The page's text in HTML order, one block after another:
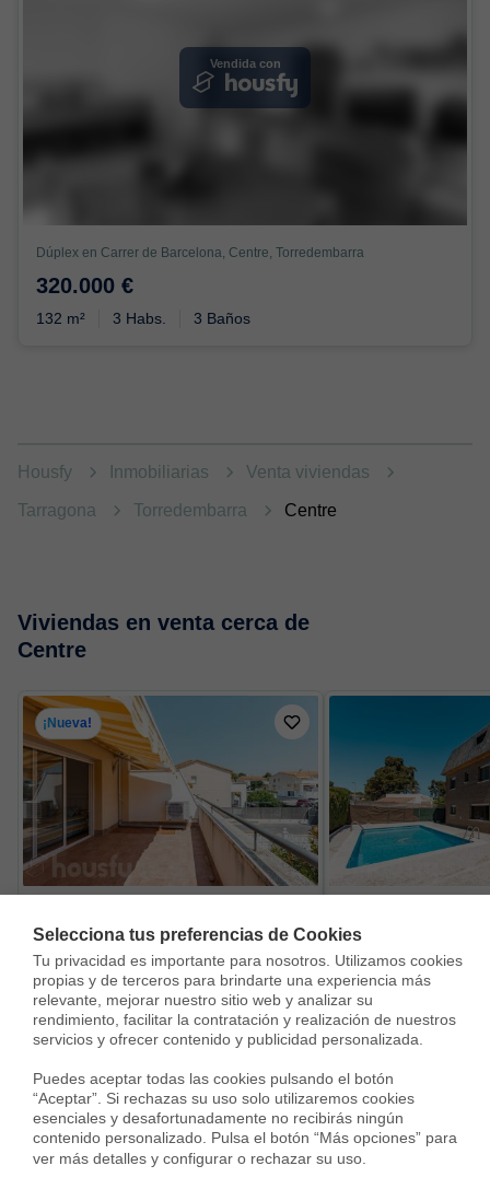
Selecciona tus preferencias de Cookies
Tu privacidad es importante para nosotros. Utilizamos cookies
propias y de terceros para brindarte una experiencia más
relevante, mejorar nuestro sitio web y analizar su
rendimiento, facilitar la contratación y realización de nuestros
servicios y ofrecer contenido y publicidad personalizada.
Puedes aceptar todas las cookies pulsando el botón
“Aceptar”. Si rechazas su uso solo utilizaremos cookies
esenciales y desafortunadamente no recibirás ningún
contenido personalizado. Pulsa el botón “Más opciones” para
ver más detalles y configurar o rechazar su uso.
Vendida con
Dúplex en Carrer de Barcelona, Centre, Torredembarra
320.000 €
132 m² 3 Habs. 3 Baños
Housfy Inmobiliarias Venta viviendas
Tarragona Torredembarra Centre
Viviendas en venta cerca de
Centre
¡Nueva!
298.000 €
98 m² 3 Habs. 2 Baños
430.000 €
342 m² 3 Habs.
Vivir en Centre